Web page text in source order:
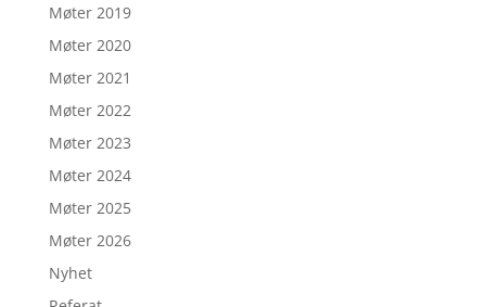
Møter 2019
Møter 2020
Møter 2021
Møter 2022
Møter 2023
Møter 2024
Møter 2025
Møter 2026
Nyhet